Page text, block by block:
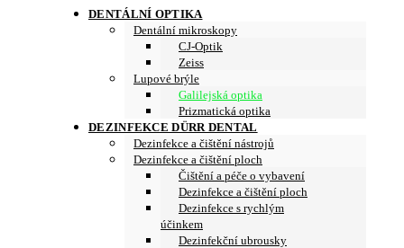
DENTÁLNÍ OPTIKA
Dentální mikroskopy
CJ-Optik
Zeiss
Lupové brýle
Galilejská optika
Prizmatická optika
DEZINFEKCE DÜRR DENTAL
Dezinfekce a čištění nástrojů
Dezinfekce a čištění ploch
Čištění a péče o vybavení
Dezinfekce a čištění ploch
Dezinfekce s rychlým
účinkem
Dezinfekční ubrousky